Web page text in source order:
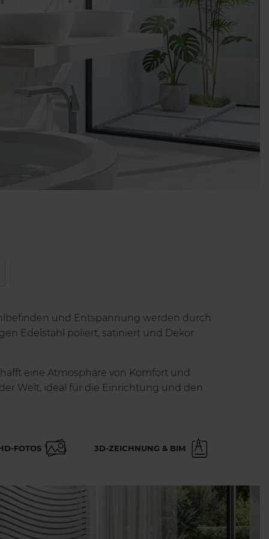
und Entspannung werden durch
Edelstahl poliert, satiniert und Dekor
eine Atmosphäre von Komfort und
Welt, ideal für die Einrichtung und den
FOTOS 3D-ZEICHNUNG & BIM